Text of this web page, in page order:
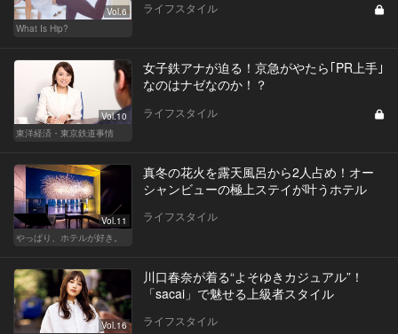
Vol.6
What Is Hip?
ライフスタイル
Vol.10
東洋経済・東京鉄道事情
女子鉄アナが迫る！京急がやたら｢PR上手｣
なのはナゼなのか！？
ライフスタイル
Vol.11
やっぱり、ホテルが好き。
真冬の花火を露天風呂から2人占め！オー
シャンビューの極上ステイが叶うホテル
ライフスタイル
Vol.16
川口春奈が着る“よそゆきカジュアル”！
「sacai」で魅せる上級者スタイル
ライフスタイル